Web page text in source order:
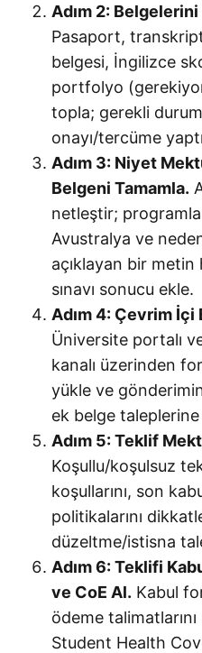
Adım 2:
Pasaport,
belgesi, İngilizce
portfolyo
topla; gerekli
onayı/tercüme
Adım 3: Niyet
Belgeni Tamamla.
netleştir;
Avustralya ve
açıklayan bir metin
sınavı sonucu ekle.
Adım 4: Çevrim
Üniversite portalı
kanalı üzerinden
yükle ve
ek belge taleplerine
Adım 5: Teklif
Koşullu/koşulsuz
koşullarını, son
politikalarını
düzeltme/istisna
Adım 6: Teklifi
ve CoE Al. Kabul
ödeme
Student Health